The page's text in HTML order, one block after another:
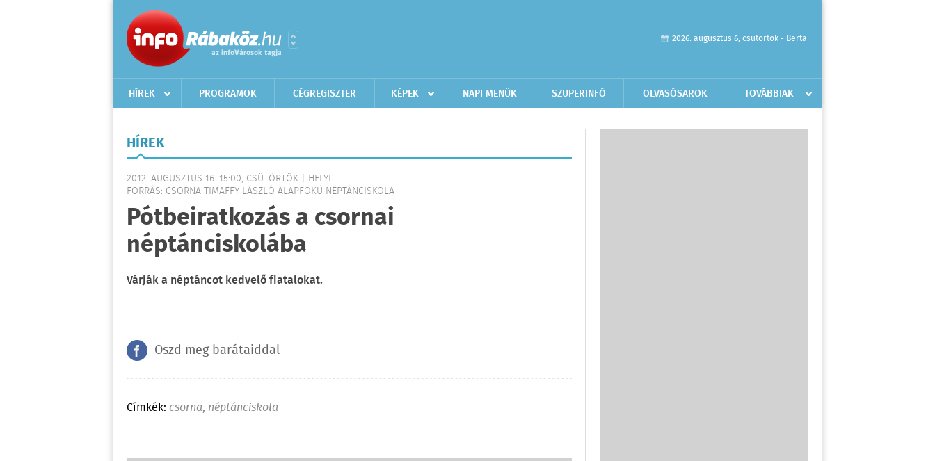
2026. augusztus 6, csütörtök - Berta
HÍREK PROGRAMOK CÉGREGISZTER KÉPEK NAPI MENÜK SZUPERINFÓ OLVASÓSAROK TOVÁBBIAK
HÍREK
2012. AUGUSZTUS 16. 15:00, CSÜTÖRTÖK | HELYI
FORRÁS: CSORNA TIMAFFY LÁSZLÓ ALAPFOKÚ NÉPTÁNCISKOLA
Pótbeiratkozás a csornai
néptánciskolába
Várják a néptáncot kedvelő fiatalokat.
Oszd meg barátaiddal
Címkék: csorna, néptánciskola